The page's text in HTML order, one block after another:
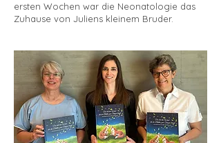
ersten Wochen war die Neonatologie das
Zuhause von Juliens kleinem Bruder.